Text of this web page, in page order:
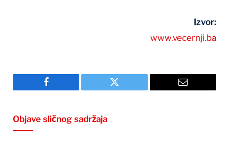
Izvor:
www.vecernji.ba
Facebook Twitter Email
Objave sličnog sadržaja